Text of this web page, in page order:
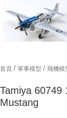
首頁 / 軍事模型 / 飛機模
Tamiya 60749
Mustang